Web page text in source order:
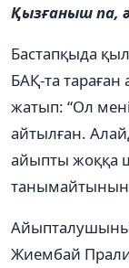
Қызғаныш па,
Бастапқыда
БАҚ-та тараған
жатып: “Ол
айтылған.
айыпты жоққа
танымайтынын
Жиембай